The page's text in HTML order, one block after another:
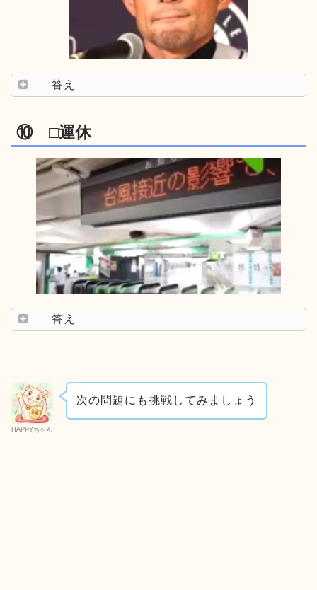
答え
⑩ □運休
答え
HAPPYちゃん
次の問題にも挑戦してみましょう